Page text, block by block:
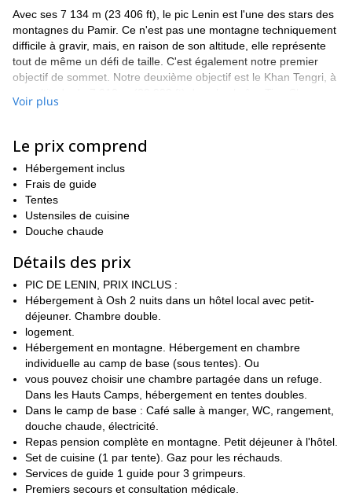
Avec ses 7 134 m (23 406 ft), le pic Lenin est l'une des stars des
montagnes du Pamir. Ce n'est pas une montagne techniquement
difficile à gravir, mais, en raison de son altitude, elle représente
tout de même un défi de taille. C'est également notre premier
objectif de sommet. Notre deuxième objectif est le Khan Tengri, à
Bien qu'il ne soit pas aussi élevé que le Lenin, le Khan Tengri est
connaissances préalables en matière d'alpinisme.
Ce programme se déroule sur 37 jours et vise à atteindre ces
deux sommets. Pour les atteindre, une bonne acclimatation sera
essentielle. De plus, vous devrez être extrêmement en forme et
être un alpiniste chevronné. Vous pouvez trouver un itinéraire
détaillé ci-dessous, et poser toutes vos questions sur vos
Il s'agit d'une opportunité unique d'alpinisme dans un endroit
isolé. Ne manquez pas la chance d'escalader le Khan Tengri et le
pic Lénine !
Vous voulez en savoir plus sur cette aventure ? Alors contactez-
moi dès aujourd'hui et je serai en mesure de vous donner toutes
les informations dont vous avez besoin pour commencer à
planifier !
Voir plus
Le prix comprend
Hébergement inclus
Frais de guide
Tentes
Ustensiles de cuisine
Douche chaude
Détails des prix
PIC DE LENIN, PRIX INCLUS :
Hébergement à Osh 2 nuits dans un hôtel local avec petit-
déjeuner. Chambre double.
logement.
Hébergement en montagne. Hébergement en chambre
individuelle au camp de base (sous tentes). Ou
vous pouvez choisir une chambre partagée dans un refuge.
Dans les Hauts Camps, hébergement en tentes doubles.
Dans le camp de base : Café salle à manger, WC, rangement,
douche chaude, électricité.
Repas pension complète en montagne. Petit déjeuner à l'hôtel.
Set de cuisine (1 par tente). Gaz pour les réchauds.
Services de guide 1 guide pour 3 grimpeurs.
Premiers secours et consultation médicale.